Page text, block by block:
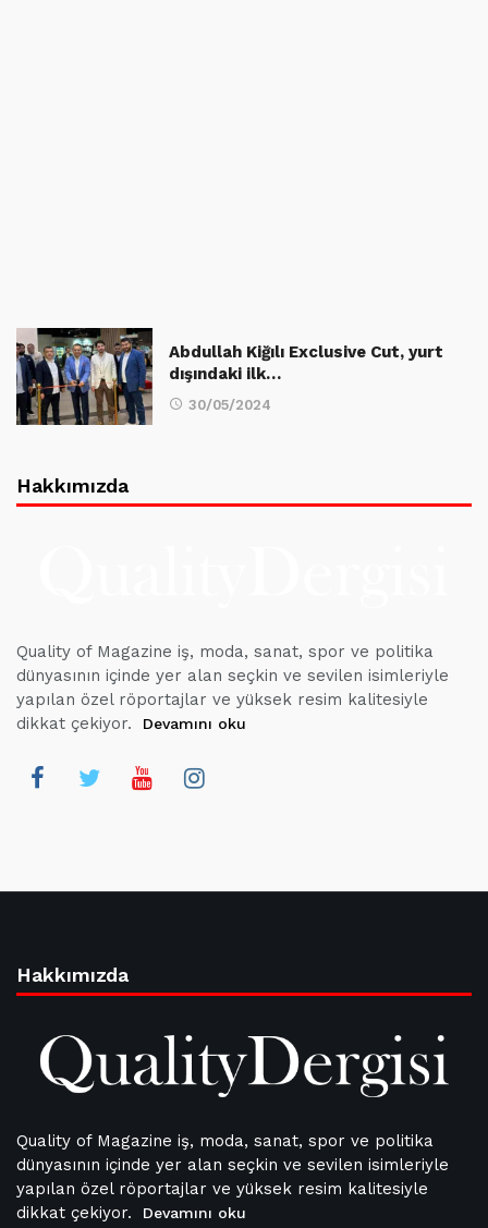
Abdullah Kiğılı Exclusive Cut, yurt
dışındaki ilk…
30/05/2024
Hakkımızda
Quality of Magazine iş, moda, sanat, spor ve politika
dünyasının içinde yer alan seçkin ve sevilen isimleriyle
yapılan özel röportajlar ve yüksek resim kalitesiyle
dikkat çekiyor.
Devamını oku
Hakkımızda
Quality of Magazine iş, moda, sanat, spor ve politika
dünyasının içinde yer alan seçkin ve sevilen isimleriyle
yapılan özel röportajlar ve yüksek resim kalitesiyle
dikkat çekiyor.
Devamını oku